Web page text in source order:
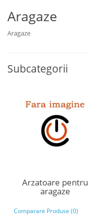
Aragaze
Aragaze
Subcategorii
Arzatoare pentru
aragaze
Comparare Produse (0)